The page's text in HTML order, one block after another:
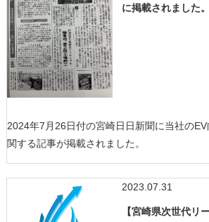
に掲載されました。
2024年7月26日付の宮崎日日新聞に当社の
関する記事が掲載されました。
2023.07.31
【宮崎県次世代リ